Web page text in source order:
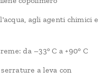
agli agenti chimici e
da –33° C a +90° C
a leva con